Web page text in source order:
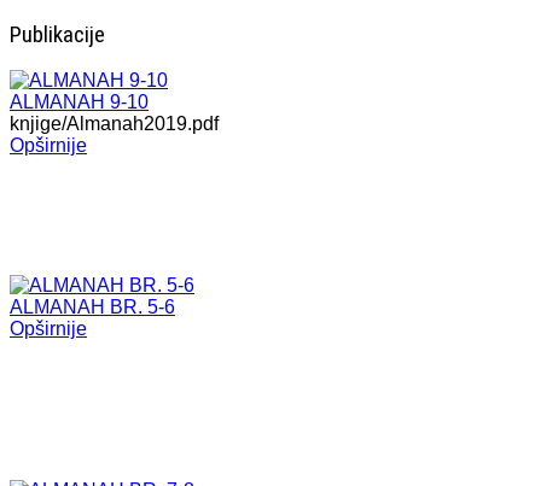
Publikacije
ALMANAH 9-10
knjige/Almanah2019.pdf
Opširnije
ALMANAH BR. 5-6
Opširnije